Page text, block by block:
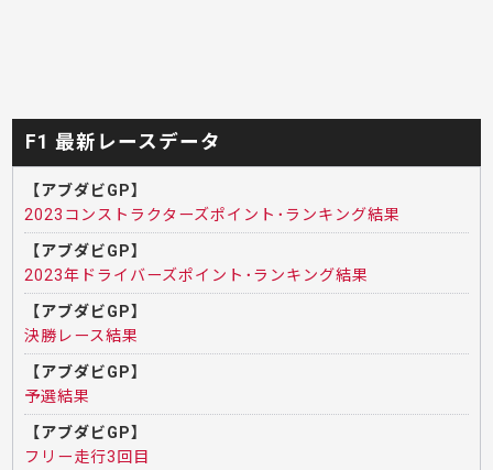
F1 最新レースデータ
【アブダビGP】
2023コンストラクターズポイント･ランキング結果
【アブダビGP】
2023年ドライバーズポイント･ランキング結果
【アブダビGP】
決勝レース結果
【アブダビGP】
予選結果
【アブダビGP】
フリー走行3回目